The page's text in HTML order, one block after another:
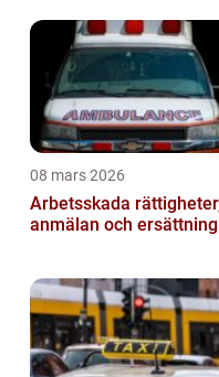
08 mars 2026
Arbetsskada rättigheter,
anmälan och ersättning